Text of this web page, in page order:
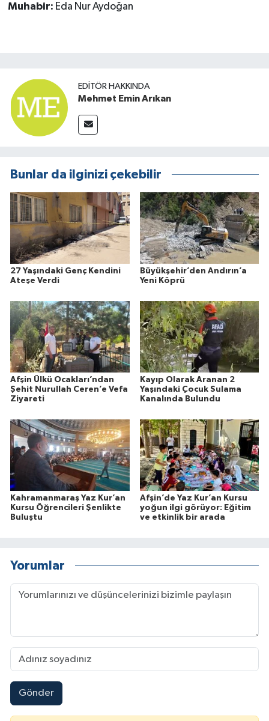
Muhabir: Eda Nur Aydoğan
EDITÖR HAKKINDA
Mehmet Emin Arıkan
Bunlar da ilginizi çekebilir
27 Yaşındaki Genç Kendini
Ateşe Verdi
Büyükşehir’den Andırın’a
Yeni Köprü
Afşin Ülkü Ocakları’ndan
Şehit Nurullah Ceren’e Vefa
Ziyareti
Kayıp Olarak Aranan 2
Yaşındaki Çocuk Sulama
Kanalında Bulundu
Kahramanmaraş Yaz Kur’an
Kursu Öğrencileri Şenlikte
Buluştu
Afşin’de Yaz Kur’an Kursu
yoğun ilgi görüyor: Eğitim
ve etkinlik bir arada
Yorumlar
Gönder